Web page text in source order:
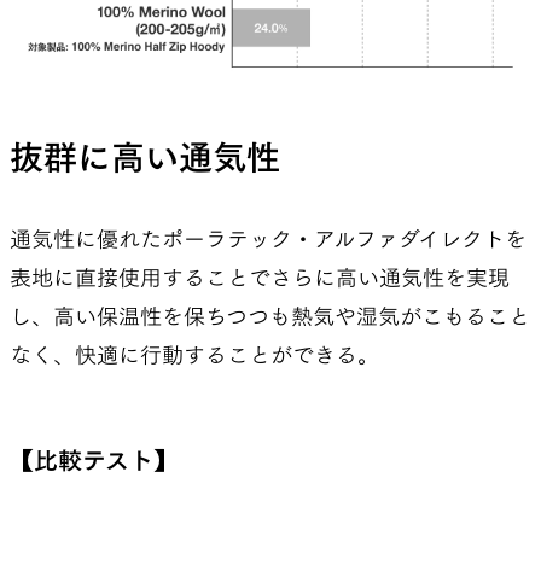
抜群に高い通気性
通気性に優れたポーラテック・アルファダイレクトを
表地に直接使用することでさらに高い通気性を実現
し、高い保温性を保ちつつも熱気や湿気がこもること
なく、快適に行動することができる。
【比較テスト】